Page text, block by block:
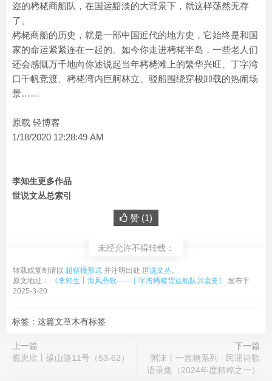
迩的栲栳商船队，在国运黯淡的大背景下，就这样荡然无存
了。
栲栳商船的历史，就是一部中国近代的地方史，它始终是和国
家的命运紧紧连在一起的。如今你走进栲栳半岛，一些老人们
还会感慨万千地向你述说起当年栲栳滩上的繁华兴旺、丁字湾
口千帆竞渡、栲栳湾内巨舸林立、驳船围绕穿梭卸载的热闹场
景……
原载 轻博客
1/18/2020 12:28:49 AM
李知生更多作品
世说文丛总索引
赞 (1)
未经允许不得转载：
转载或复制请以 超链接形式 并注明出处 世说文丛。
原文地址：
《李知生丨海风悲歌——丁字湾栲栳货运船队兴衰史》
发布于
2025-3-20
标签：这篇文章木有标签
上一篇
霰忠欣丨缘山路11号（53-62）
下一篇
粥沫丨一言糖系列 · 民谣诗歌
语录集（2024年度精粹之一）